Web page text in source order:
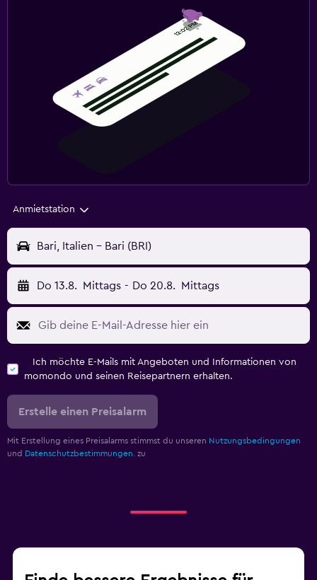
Anmietstation
Bari, Italien - Bari (BRI)
Do 13.8. Mittags - Do 20.8. Mittags
Ich möchte E-Mails mit Angeboten und Informationen von
momondo und seinen Reisepartnern erhalten.
Erstelle einen Preisalarm
Mit Erstellung eines Preisalarms stimmst du unseren Nutzungsbedingungen
und Datenschutzbestimmungen. zu